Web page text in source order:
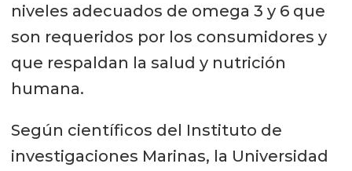
niveles adecuados de omega 3 y 6 que
son requeridos por los consumidores y
que respaldan la salud y nutrición
humana.
Según científicos del Instituto de
investigaciones Marinas, la Universidad